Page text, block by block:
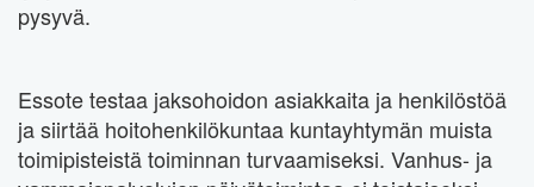
pysyvä.
Essote testaa jaksohoidon asiakkaita ja henkilöstöä
ja siirtää hoitohenkilökuntaa kuntayhtymän muista
toimipisteistä toiminnan turvaamiseksi. Vanhus- ja